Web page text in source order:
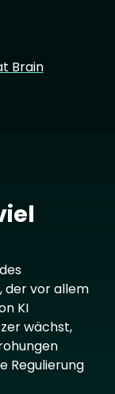
Brain
der vor allem
KI
wächst,
Regulierung